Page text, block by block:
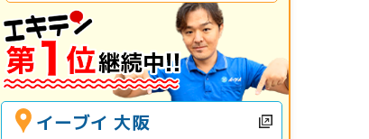
イーブイ 大阪